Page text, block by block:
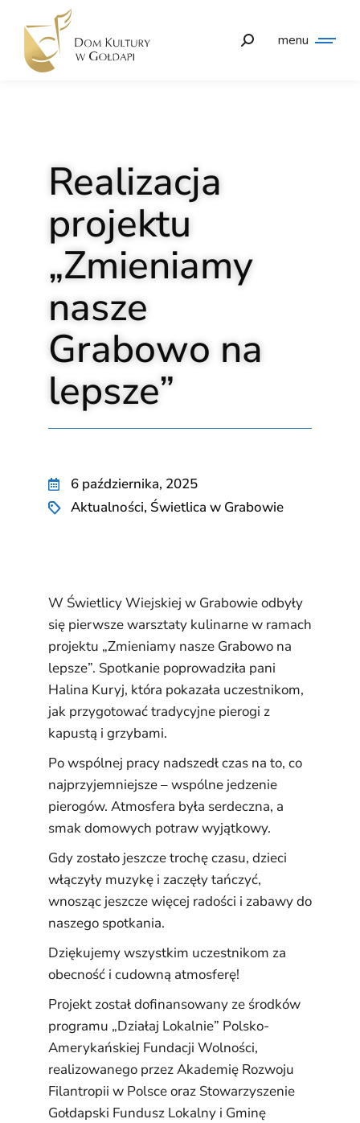
menu
Realizacja
projektu
„Zmieniamy
nasze
Grabowo na
lepsze”
6 października, 2025
Aktualności, Świetlica w Grabowie
W Świetlicy Wiejskiej w Grabowie odbyły
się pierwsze warsztaty kulinarne w ramach
projektu „Zmieniamy nasze Grabowo na
lepsze”. Spotkanie poprowadziła pani
Halina Kuryj, która pokazała uczestnikom,
jak przygotować tradycyjne pierogi z
kapustą i grzybami.
Po wspólnej pracy nadszedł czas na to, co
najprzyjemniejsze – wspólne jedzenie
pierogów. Atmosfera była serdeczna, a
smak domowych potraw wyjątkowy.
Gdy zostało jeszcze trochę czasu, dzieci
włączyły muzykę i zaczęły tańczyć,
wnosząc jeszcze więcej radości i zabawy do
naszego spotkania.
Dziękujemy wszystkim uczestnikom za
obecność i cudowną atmosferę!
Projekt został dofinansowany ze środków
programu „Działaj Lokalnie” Polsko-
Amerykańskiej Fundacji Wolności,
realizowanego przez Akademię Rozwoju
Filantropii w Polsce oraz Stowarzyszenie
Gołdapski Fundusz Lokalny i Gminę